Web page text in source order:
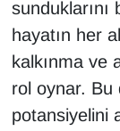
sunduklarını
hayatın her
kalkınma ve
rol oynar. Bu
potansiyelini
Kim
Kültür &
KURDÎ